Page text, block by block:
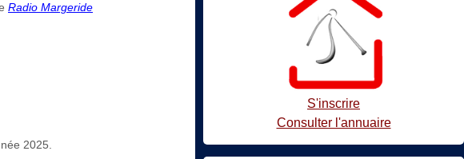
Radio Margeride
2025.
S'inscrire
Consulter l'annuaire